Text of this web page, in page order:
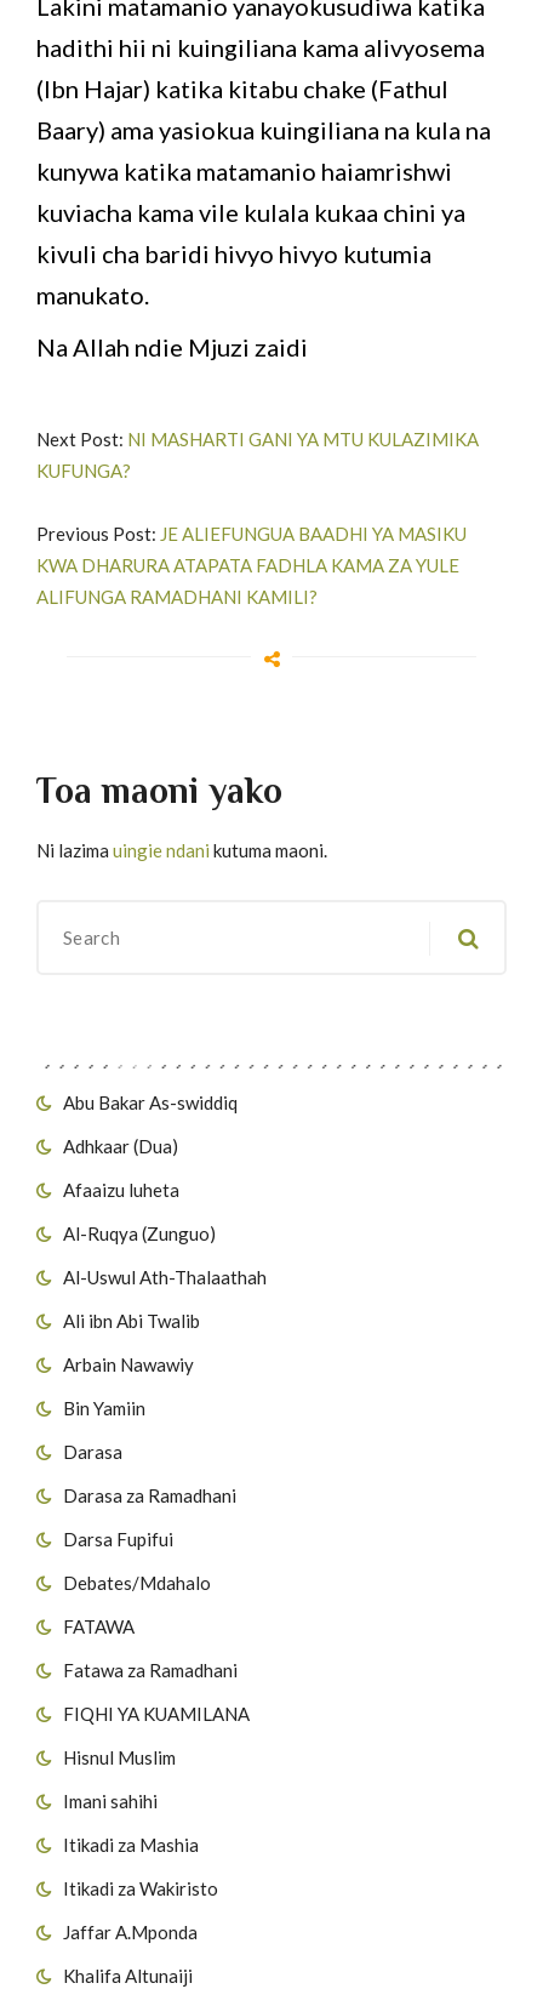
Abu Bakar As-swiddiq
Adhkaar (Dua)
Afaaizu luheta
Al-Ruqya (Zunguo)
Al-Uswul Ath-Thalaathah
Ali ibn Abi Twalib
Arbain Nawawiy
Bin Yamiin
Darasa
Darasa za Ramadhani
Darsa Fupifui
Debates/Mdahalo
FATAWA
Fatawa za Ramadhani
FIQHI YA KUAMILANA
Hisnul Muslim
Imani sahihi
Itikadi za Mashia
Itikadi za Wakiristo
Jaffar A.Mponda
Khalifa Altunaiji
hadithi hii ni kuingiliana kama alivyosema
(Ibn Hajar) katika kitabu chake (Fathul
Baary) ama yasiokua kuingiliana na kula na
kunywa katika matamanio haiamrishwi
kuviacha kama vile kulala kukaa chini ya
kivuli cha baridi hivyo hivyo kutumia
manukato.
Na Allah ndie Mjuzi zaidi
Next Post: NI MASHARTI GANI YA MTU KULAZIMIKA
KUFUNGA?
Previous Post: JE ALIEFUNGUA BAADHI YA MASIKU
KWA DHARURA ATAPATA FADHLA KAMA ZA YULE
ALIFUNGA RAMADHANI KAMILI?
Toa maoni yako
Ni lazima uingie ndani kutuma maoni.